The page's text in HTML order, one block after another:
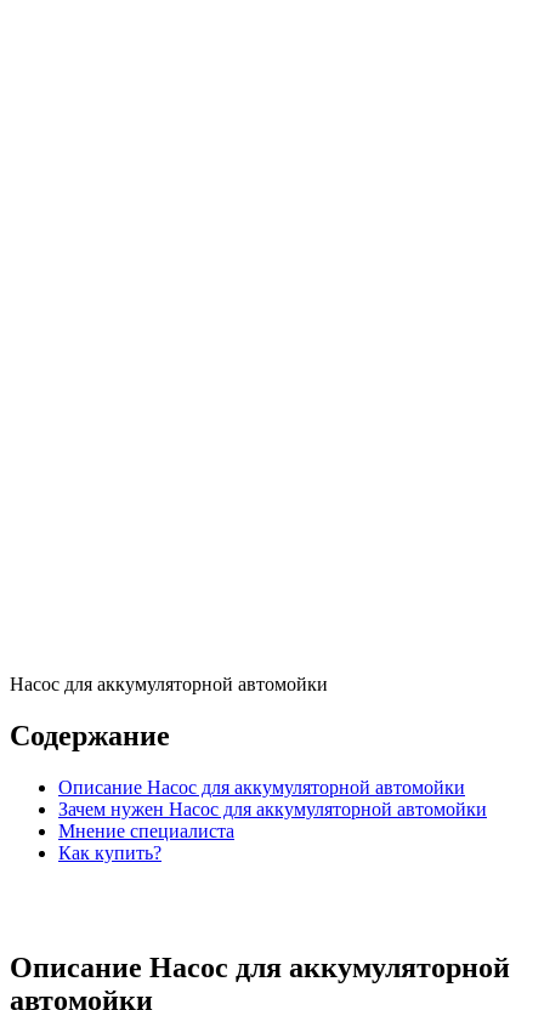
Насос для аккумуляторной автомойки
Содержание
Описание Насос для аккумуляторной автомойки
Зачем нужен Насос для аккумуляторной автомойки
Мнение специалиста
Как купить?
Описание Насос для аккумуляторной
автомойки